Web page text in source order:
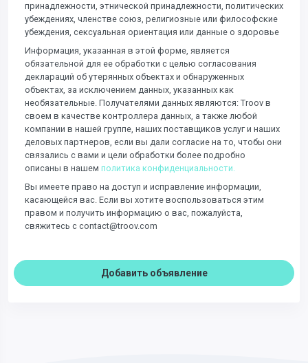
принадлежности, этнической принадлежности, политических
убеждениях, членстве союз, религиозные или философские
убеждения, сексуальная ориентация или данные о здоровье
Информация, указанная в этой форме, является
обязательной для ее обработки с целью согласования
деклараций об утерянных объектах и ​​обнаруженных
объектах, за исключением данных, указанных как
необязательные. Получателями данных являются: Troov в
своем в качестве контроллера данных, а также любой
компании в нашей группе, наших поставщиков услуг и наших
деловых партнеров, если вы дали согласие на то, чтобы они
связались с вами и цели обработки более подробно
описаны в нашем политика конфиденциальности.
Вы имеете право на доступ и исправление информации,
касающейся вас. Если вы хотите воспользоваться этим
правом и получить информацию о вас, пожалуйста,
свяжитесь с contact@troov.com
Добавить объявление